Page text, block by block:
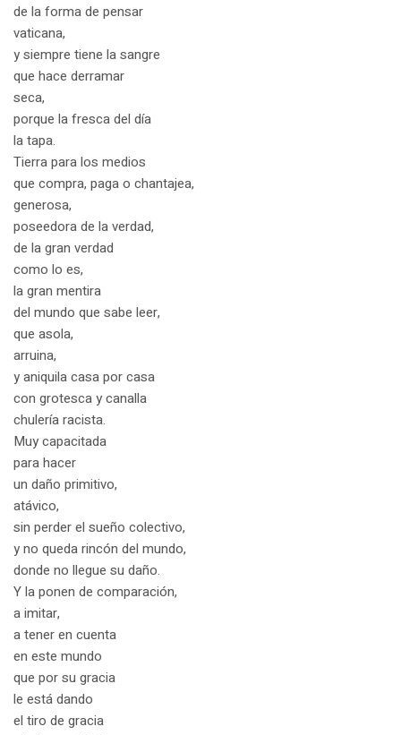
de la forma de pensar
vaticana,
y siempre tiene la sangre
que hace derramar
seca,
porque la fresca del día
la tapa.
Tierra para los medios
que compra, paga o chantajea,
generosa,
poseedora de la verdad,
de la gran verdad
como lo es,
la gran mentira
del mundo que sabe leer,
que asola,
arruina,
y aniquila casa por casa
con grotesca y canalla
chulería racista.
Muy capacitada
para hacer
un daño primitivo,
atávico,
sin perder el sueño colectivo,
y no queda rincón del mundo,
donde no llegue su daño.
Y la ponen de comparación,
a imitar,
a tener en cuenta
en este mundo
que por su gracia
le está dando
el tiro de gracia